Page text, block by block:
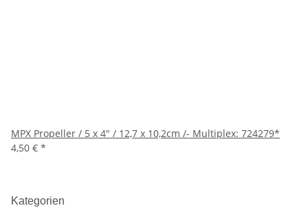
MPX Propeller / 5 x 4" / 12,7 x 10,2cm /- Multiplex: 724279*
4,50 € *
Kategorien